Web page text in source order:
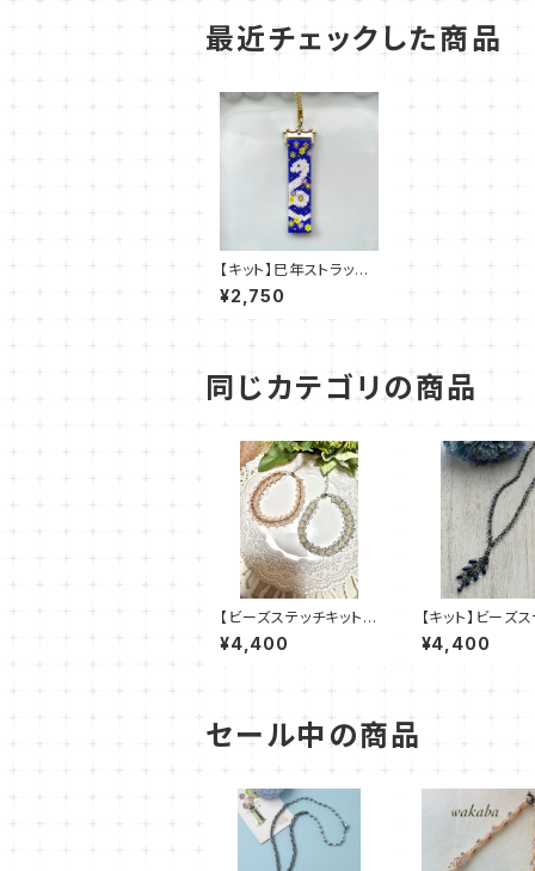
最近チェックした商品
【キット】巳年ストラップ
（青） 新川智未
¥2,750
同じカテゴリの商品
【ビーズステッチキット】
pitsi ピッツィ(2色)am
u＋塩川千映子
¥4,400
【キット】ビーズ
「エクラ・ブルー
子
¥4,400
セール中の商品